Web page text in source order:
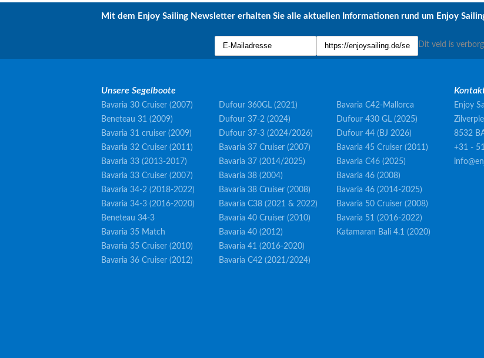
Mit dem Enjoy Sailing Newsletter erhalten Sie alle aktuellen Informationen rund um Enjoy
Dit veld is
Unsere Segelboote
Bavaria 30 Cruiser (2007)
Beneteau 31 (2009)
Bavaria 31 cruiser (2009)
Bavaria 32 Cruiser (2011)
Bavaria 33 (2013-2017)
Bavaria 33 Cruiser (2007)
Bavaria 34-2 (2018-2022)
Bavaria 34-3 (2016-2020)
Beneteau 34-3
Bavaria 35 Match
Bavaria 35 Cruiser (2010)
Bavaria 36 Cruiser (2012)
Dufour 360GL (2021)
Dufour 37-2 (2024)
Dufour 37-3 (2024/2026)
Bavaria 37 Cruiser (2007)
Bavaria 37 (2014/2025)
Bavaria 38 (2004)
Bavaria 38 Cruiser (2008)
Bavaria C38 (2021 & 2022)
Bavaria 40 Cruiser (2010)
Bavaria 40 (2012)
Bavaria 41 (2016-2020)
Bavaria C42 (2021/2024)
Bavaria C42-Mallorca
Dufour 430 GL (2025)
Dufour 44 (BJ 2026)
Bavaria 45 Cruiser (2011)
Bavaria C46 (2025)
Bavaria 46 (2008)
Bavaria 46 (2014-2025)
Bavaria 50 Cruiser (2008)
Bavaria 51 (2016-2022)
Katamaran Bali 4.1 (2020)
Enjoy
8532
+31 -